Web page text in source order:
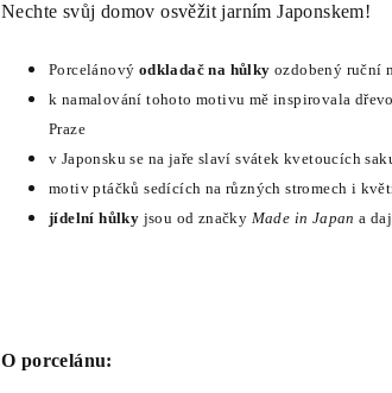
Nechte svůj domov osvěžit jarním Japonskem!
Porcelánový odkladač na hůlky ozdobený ruční
k namalování tohoto motivu mě inspirovala
Praze
v Japonsku se na jaře slaví svátek kvetoucích
motiv ptáčků sedících na různých stromech i
jídelní hůlky jsou od značky Made in Japan a
O porcelánu: